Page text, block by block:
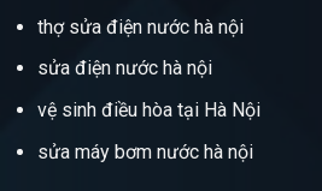
thợ sửa điện nước hà nội
sửa điện nước hà nội
vệ sinh điều hòa tại Hà Nội
sửa máy bơm nước hà nội